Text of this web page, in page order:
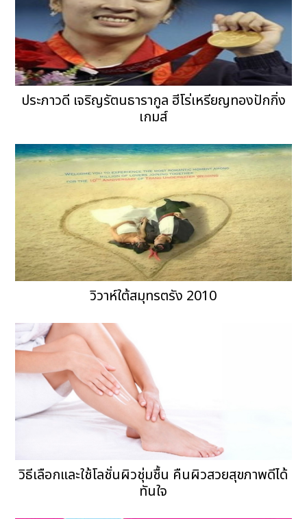
ประภาวดี เจริญรัตนธารากูล ฮีโร่เหรียญทองปักกิ่ง
เกมส์
วิวาห์ใต้สมุทรตรัง 2010
วิธีเลือกและใช้โลชั่นผิวชุ่มชื้น คืนผิวสวยสุขภาพดีได้
ทันใจ